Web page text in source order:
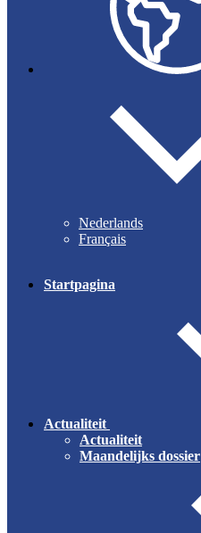
Nederlands
Français
Startpagina
Actualiteit
Actualiteit
Maandelijks dossier